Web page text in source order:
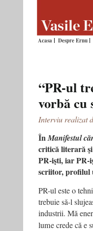
Acasa Despre Ernu
“PR-ul
vorbă cu
Interviu realizat
ÎnManifestul
critică literară
PR-işti, iar PR-
scriitor, profilul
PR-ul este o
trebuie să-l
industrii. Mă
lume crede că e